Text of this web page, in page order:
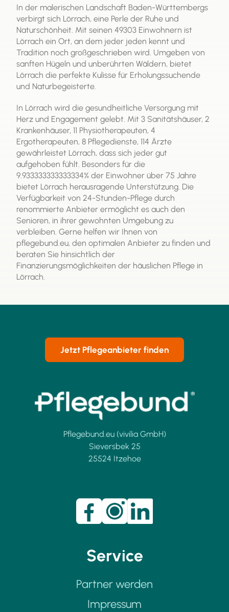
In der malerischen Landschaft Baden-Württembergs
verbirgt sich Lörrach, eine Perle der Ruhe und
Naturschönheit. Mit seinen 49303 Einwohnern ist
Lörrach ein Ort, an dem jeder jeden kennt und
Tradition noch großgeschrieben wird. Umgeben von
sanften Hügeln und unberührten Wäldern, bietet
Lörrach die perfekte Kulisse für Erholungssuchende
und Naturbegeisterte.
In Lörrach wird die gesundheitliche Versorgung mit
Herz und Engagement gelebt. Mit 3 Sanitätshäuser, 2
Krankenhäuser, 11 Physiotherapeuten, 4
Ergotherapeuten, 8 Pflegedienste, 114 Ärzte
gewährleistet Lörrach, dass sich jeder gut
aufgehoben fühlt. Besonders für die
9.933333333333334% der Einwohner über 75 Jahre
bietet Lörrach herausragende Unterstützung. Die
Verfügbarkeit von 24-Stunden-Pflege durch
renommierte Anbieter ermöglicht es auch den
Senioren, in ihrer gewohnten Umgebung zu
verbleiben. Gerne helfen wir Ihnen von
pflegebund.eu, den optimalen Anbieter zu finden und
beraten Sie hinsichtlich der
Finanzierungsmöglichkeiten der häuslichen Pflege in
Lörrach.
Jetzt Pflegeanbieter finden
Pflegebund.eu (vivilia GmbH)
Sieversbek 25
25524 Itzehoe
Service
Partner werden
Impressum